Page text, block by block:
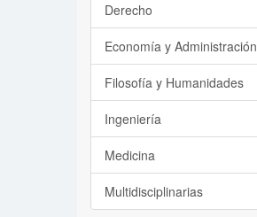
Derecho
Economía y Administración
Filosofía y Humanidades
Ingeniería
Medicina
Multidisciplinarias